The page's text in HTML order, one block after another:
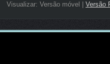
Visualizar: Versão móvel Versão